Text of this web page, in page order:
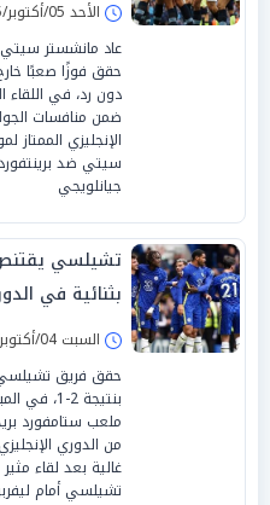
الأحد 05/أكتوبر/2025 - 08:36 م
عاد مانشستر سيتي
حقق فوزًا صعبًا
دون رد، في اللقاء
ضمن منافسات
سيتي ضد
جيانلويجي
تشيلسي يقتنص
بثنائية في
السبت 04/أكتوبر/2025 - 09:45 م
حقق فريق تشيلسي
بنتيجة 2-
ملعب ستامفورد
من الدوري
غالية بعد لقاء
تشيلسي أمام